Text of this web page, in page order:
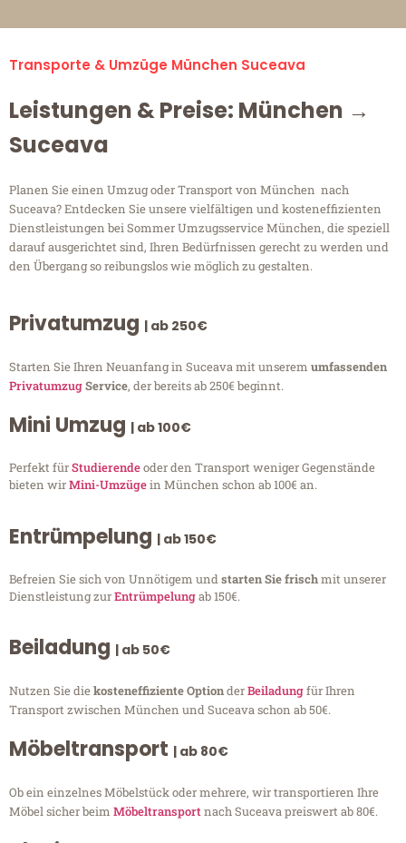
Transporte & Umzüge München Suceava
Leistungen & Preise: München →
Suceava
Planen Sie einen Umzug oder Transport von München nach
Suceava? Entdecken Sie unsere vielfältigen und kosteneffizienten
Dienstleistungen bei Sommer Umzugsservice München, die speziell
darauf ausgerichtet sind, Ihren Bedürfnissen gerecht zu werden und
den Übergang so reibungslos wie möglich zu gestalten.
Privatumzug | ab 250€
Starten Sie Ihren Neuanfang in Suceava mit unserem umfassenden
PrivatumzugService, der bereits ab 250€ beginnt.
Mini Umzug | ab 100€
Perfekt fürStudierendeoder den Transport weniger Gegenstände
bieten wirMini-Umzügein München schon ab 100€ an.
Entrümpelung | ab 150€
Befreien Sie sich von Unnötigem undstarten Sie frischmit unserer
Dienstleistung zurEntrümpelungab 150€.
Beiladung | ab 50€
Nutzen Sie diekosteneffiziente OptionderBeiladungfür Ihren
Transport zwischen München und Suceava schon ab 50€.
Möbeltransport | ab 80€
Ob ein einzelnes Möbelstück oder mehrere, wir transportieren Ihre
Möbel sicher beim Möbeltransportnach Suceava preiswert ab 80€.